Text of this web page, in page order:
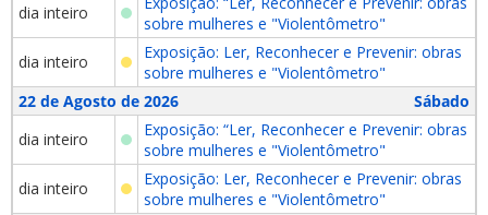
dia inteiro
sobre mulheres e "Violentômetro"
dia inteiro
Exposição: Ler, Reconhecer e Prevenir: obras
sobre mulheres e "Violentômetro"
22 de Agosto de 2026
Sábado
dia inteiro
Exposição: “Ler, Reconhecer e Prevenir: obras
sobre mulheres e "Violentômetro"
dia inteiro
Exposição: Ler, Reconhecer e Prevenir: obras
sobre mulheres e "Violentômetro"